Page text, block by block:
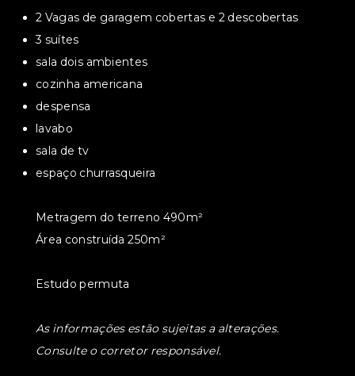
2 Vagas de garagem cobertas e 2 descobertas
3 suítes
sala dois ambientes
cozinha americana
despensa
lavabo
sala de tv
espaço churrasqueira
Metragem do terreno 490m²
Área construída 250m²
Estudo permuta
As informações estão sujeitas a alterações.
Consulte o corretor responsável.